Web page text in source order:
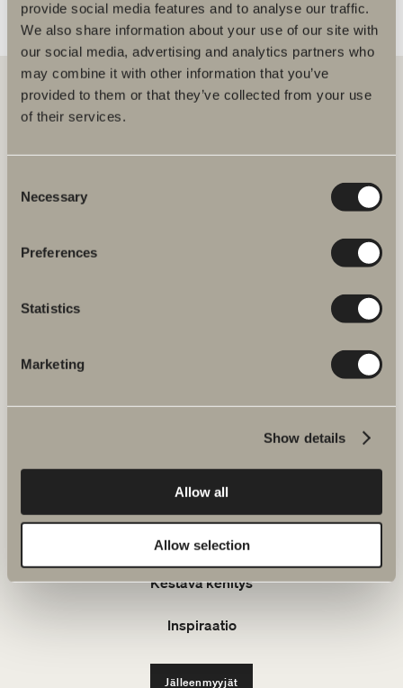
provide social media features and to analyse our traffic.
We also share information about your use of our site with
our social media, advertising and analytics partners who
may combine it with other information that you’ve
provided to them or that they’ve collected from your use
of their services.
Selection
Necessary
Preferences
Statistics
Marketing
Show details
Allow all
Allow selection
02180 ESPOO
Tuotesarjat
Luo kylpyhuoneesi
Kestävä kehitys
Inspiraatio
Jälleenmyyjät